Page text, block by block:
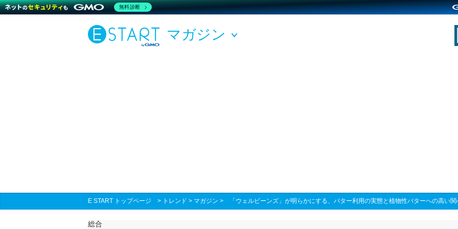
マガジン
E START トップページ > トレンド > マガジン > 「ウェルビーンズ」が明らかにする、バター利用の実態と植物性バターへの高い関
総合
無料診断